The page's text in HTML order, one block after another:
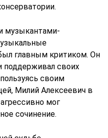
музыкантами-
главным критиком. Он
поддерживал своих
своим
Милий Алексеевич в
мог
сочинение.